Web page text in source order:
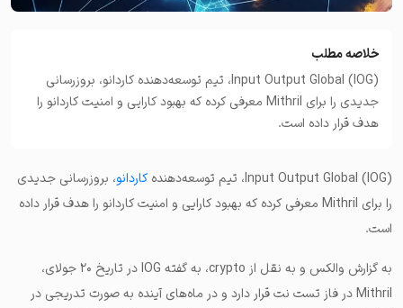
خلاصه مطلب
Input Output Global (IOG)، تیم توسعه‌دهنده کاردانو، بروزرسانی
جدیدی را برای Mithril معرفی کرده که بهبود کارایی و امنیت کاردانو را
هدف قرار داده است.
Input Output Global (IOG)، تیم توسعه‌دهنده کاردانو، بروزرسانی جدیدی
را برای Mithril معرفی کرده که بهبود کارایی و امنیت کاردانو را هدف قرار داده
است.
به گزارش والکس و به نقل از crypto، به گفته IOG در تاریخ ۲۰ جولای،
Mithril در فاز تست‌ نت قرار دارد و در ماه‌های آینده به صورت تدریجی در